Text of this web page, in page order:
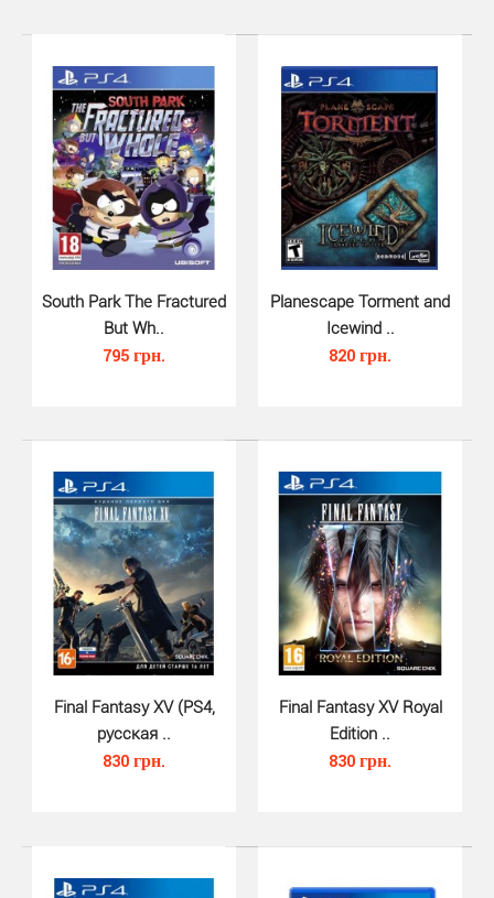
Desperados III (PS4, русская ве..
610 грн.
Desperados III для PS4 - это долгожданное продолжение
Dungeons 3 Complete Edition (PS..
South Park The Fractured
But Wh..
795 грн.
Planescape Torment and
Icewind ..
820 грн.
Final Fantasy XV (PS4,
русская ..
830 грн.
Final Fantasy XV Royal
Edition ..
830 грн.